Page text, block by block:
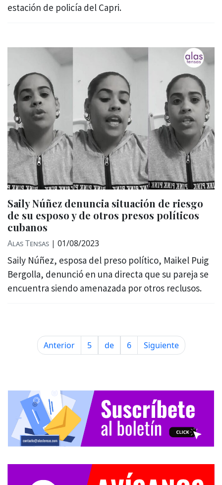
estación de policía del Capri.
Saily Núñez denuncia situación de riesgo
de su esposo y de otros presos políticos
cubanos
Alas Tensas | 01/08/2023
Saily Núñez, esposa del preso político, Maikel Puig
Bergolla, denunció en una directa que su pareja se
encuentra siendo amenazada por otros reclusos.
Anterior 5 de 6 Siguiente